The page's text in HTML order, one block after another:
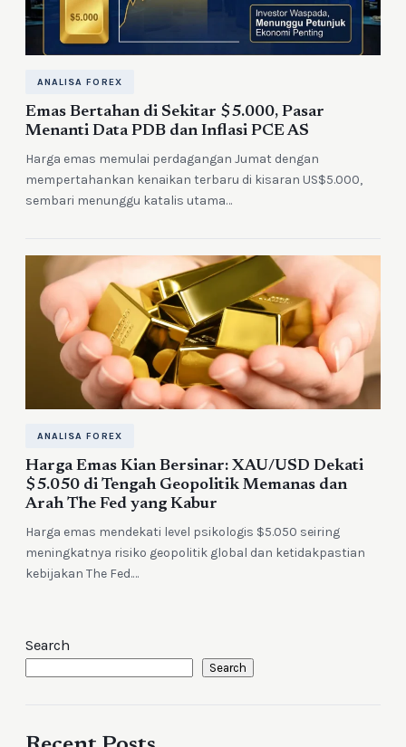
ANALISA FOREX
Emas Bertahan di Sekitar $5.000, Pasar
Menanti Data PDB dan Inflasi PCE AS
Harga emas memulai perdagangan Jumat dengan
mempertahankan kenaikan terbaru di kisaran US$5.000,
sembari menunggu katalis utama…
ANALISA FOREX
Harga Emas Kian Bersinar: XAU/USD Dekati
$5.050 di Tengah Geopolitik Memanas dan
Arah The Fed yang Kabur
Harga emas mendekati level psikologis $5.050 seiring
meningkatnya risiko geopolitik global dan ketidakpastian
kebijakan The Fed.…
Search
Search